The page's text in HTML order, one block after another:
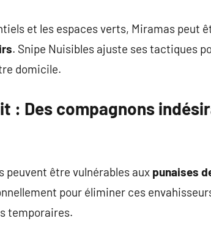
et les espaces verts, Miramas peut
. Snipe Nuisibles ajuste ses tactiques
domicile.
: Des compagnons
peuvent être vulnérables aux punaises
pour éliminer ces
temporaires.